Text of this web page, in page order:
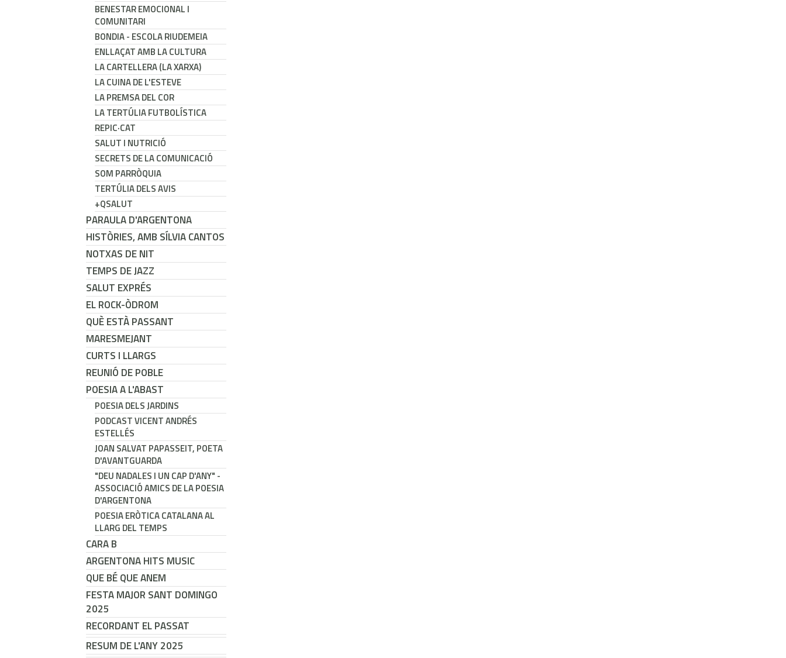
BENESTAR EMOCIONAL I
COMUNITARI
BONDIA - ESCOLA RIUDEMEIA
ENLLAÇAT AMB LA CULTURA
LA CARTELLERA (LA XARXA)
LA CUINA DE L'ESTEVE
LA PREMSA DEL COR
LA TERTÚLIA FUTBOLÍSTICA
REPIC·CAT
SALUT I NUTRICIÓ
SECRETS DE LA COMUNICACIÓ
SOM PARRÒQUIA
TERTÚLIA DELS AVIS
+QSALUT
PARAULA D'ARGENTONA
HISTÒRIES, AMB SÍLVIA CANTOS
NOTXAS DE NIT
TEMPS DE JAZZ
SALUT EXPRÉS
EL ROCK-ÒDROM
QUÈ ESTÀ PASSANT
MARESMEJANT
CURTS I LLARGS
REUNIÓ DE POBLE
POESIA A L'ABAST
POESIA DELS JARDINS
PODCAST VICENT ANDRÉS
ESTELLÉS
JOAN SALVAT PAPASSEIT, POETA
D'AVANTGUARDA
"DEU NADALES I UN CAP D'ANY" -
ASSOCIACIÓ AMICS DE LA POESIA
D'ARGENTONA
POESIA ERÒTICA CATALANA AL
LLARG DEL TEMPS
CARA B
ARGENTONA HITS MUSIC
QUE BÉ QUE ANEM
FESTA MAJOR SANT DOMINGO
2025
RECORDANT EL PASSAT
RESUM DE L'ANY 2025